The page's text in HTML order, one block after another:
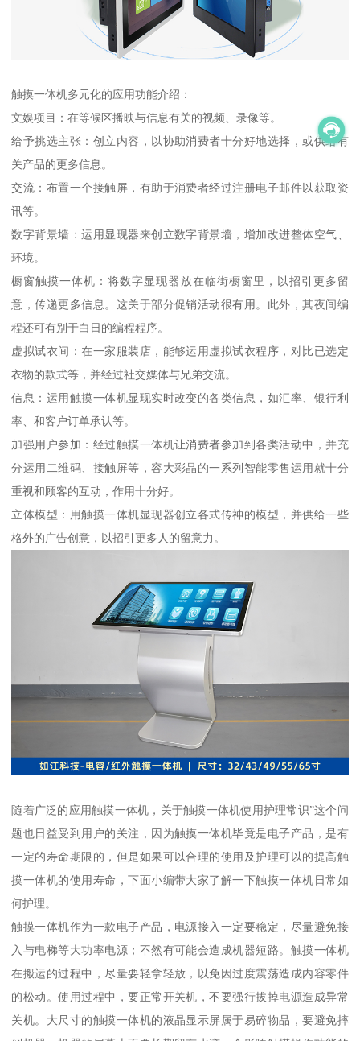
触摸一体机多元化的应用功能介绍：
文娱项目：在等候区播映与信息有关的视频、录像等。
给予挑选主张：创立内容，以协助消费者十分好地选择，或供给有
关产品的更多信息。
交流：布置一个接触屏，有助于消费者经过注册电子邮件以获取资
讯等。
数字背景墙：运用显现器来创立数字背景墙，增加改进整体空气、
环境。
橱窗触摸一体机：将数字显现器放在临街橱窗里，以招引更多留
意，传递更多信息。这关于部分促销活动很有用。此外，其夜间编
程还可有别于白日的编程程序。
虚拟试衣间：在一家服装店，能够运用虚拟试衣程序，对比已选定
衣物的款式等，并经过社交媒体与兄弟交流。
信息：运用触摸一体机显现实时改变的各类信息，如汇率、银行利
率、和客户订单承认等。
加强用户参加：经过触摸一体机让消费者参加到各类活动中，并充
分运用二维码、接触屏等，容大彩晶的一系列智能零售运用就十分
重视和顾客的互动，作用十分好。
立体模型：用触摸一体机显现器创立各式传神的模型，并供给一些
格外的广告创意，以招引更多人的留意力。
随着广泛的应用触摸一体机，关于触摸一体机使用护理常识”这个问
题也日益受到用户的关注，因为触摸一体机毕竟是电子产品，是有
一定的寿命期限的，但是如果可以合理的使用及护理可以的提高触
摸一体机的使用寿命，下面小编带大家了解一下触摸一体机日常如
何护理。
触摸一体机作为一款电子产品，电源接入一定要稳定，尽量避免接
入与电梯等大功率电源；不然有可能会造成机器短路。触摸一体机
在搬运的过程中，尽量要轻拿轻放，以免因过度震荡造成内容零件
的松动。使用过程中，要正常开关机，不要强行拔掉电源造成异常
关机。大尺寸的触摸一体机的液晶显示屏属于易碎物品，要避免摔